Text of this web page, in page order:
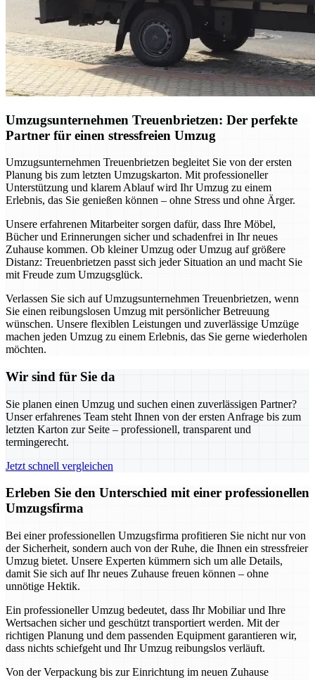
Umzugsunternehmen Treuenbrietzen: Der perfekte
Partner für einen stressfreien Umzug
Umzugsunternehmen Treuenbrietzen begleitet Sie von der ersten
Planung bis zum letzten Umzugskarton. Mit professioneller
Unterstützung und klarem Ablauf wird Ihr Umzug zu einem
Erlebnis, das Sie genießen können – ohne Stress und ohne Ärger.
Unsere erfahrenen Mitarbeiter sorgen dafür, dass Ihre Möbel,
Bücher und Erinnerungen sicher und schadenfrei in Ihr neues
Zuhause kommen. Ob kleiner Umzug oder Umzug auf größere
Distanz: Treuenbrietzen passt sich jeder Situation an und macht Sie
mit Freude zum Umzugsglück.
Verlassen Sie sich auf Umzugsunternehmen Treuenbrietzen, wenn
Sie einen reibungslosen Umzug mit persönlicher Betreuung
wünschen. Unsere flexiblen Leistungen und zuverlässige Umzüge
machen jeden Umzug zu einem Erlebnis, das Sie gerne wiederholen
möchten.
Wir sind für Sie da
Sie planen einen Umzug und suchen einen zuverlässigen Partner?
Unser erfahrenes Team steht Ihnen von der ersten Anfrage bis zum
letzten Karton zur Seite – professionell, transparent und
termingerecht.
Jetzt schnell vergleichen
Erleben Sie den Unterschied mit einer professionellen
Umzugsfirma
Bei einer professionellen Umzugsfirma profitieren Sie nicht nur von
der Sicherheit, sondern auch von der Ruhe, die Ihnen ein stressfreier
Umzug bietet. Unsere Experten kümmern sich um alle Details,
damit Sie sich auf Ihr neues Zuhause freuen können – ohne
unnötige Hektik.
Ein professioneller Umzug bedeutet, dass Ihr Mobiliar und Ihre
Wertsachen sicher und geschützt transportiert werden. Mit der
richtigen Planung und dem passenden Equipment garantieren wir,
dass nichts schiefgeht und Ihr Umzug reibungslos verläuft.
Von der Verpackung bis zur Einrichtung im neuen Zuhause